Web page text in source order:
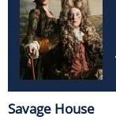
Savage House